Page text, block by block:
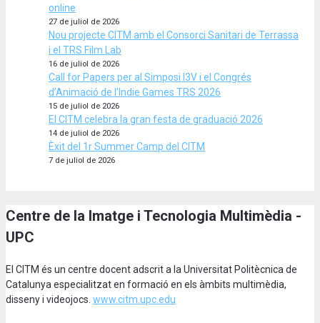
online
27 de juliol de 2026
Nou projecte CITM amb el Consorci Sanitari de Terrassa
i el TRS Film Lab
16 de juliol de 2026
Call for Papers per al Simposi I3V i el Congrés
d’Animació de l’Indie Games TRS 2026
15 de juliol de 2026
El CITM celebra la gran festa de graduació 2026
14 de juliol de 2026
Èxit del 1r Summer Camp del CITM
7 de juliol de 2026
Centre de la Imatge i Tecnologia Multimèdia -
UPC
El CITM és un centre docent adscrit a la Universitat Politècnica de
Catalunya especialitzat en formació en els àmbits multimèdia,
disseny i videojocs. www.citm.upc.edu